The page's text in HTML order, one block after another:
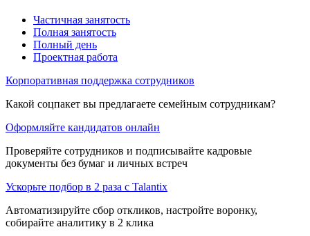
Частичная занятость
Полная занятость
Полный день
Проектная работа
Корпоративная поддержка сотрудников
Какой соцпакет вы предлагаете семейным сотрудникам?
Оформляйте кандидатов онлайн
Проверяйте сотрудников и подписывайте кадровые
документы без бумаг и личных встреч
Ускорьте подбор в 2 раза с Talantix
Автоматизируйте сбор откликов, настройте воронку,
собирайте аналитику в 2 клика